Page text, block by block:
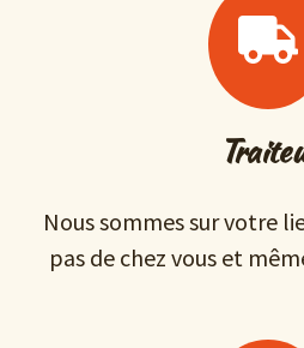
Nous sommes sur votre
pas de chez vous et